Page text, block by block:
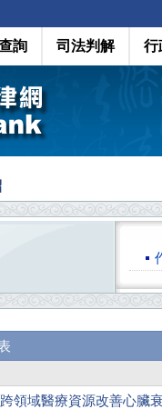
詢 司法判解 行
領域醫療資源改善心臟